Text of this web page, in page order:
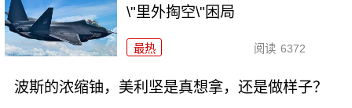
\"里外掏空\"困局
最热 阅读 6372
波斯的浓缩铀，美利坚是真想拿，还是做样子？